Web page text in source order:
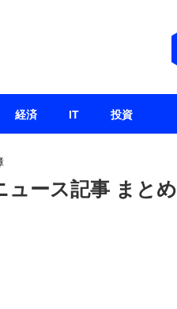
ュース記事 まとめ
経済 IT 投資